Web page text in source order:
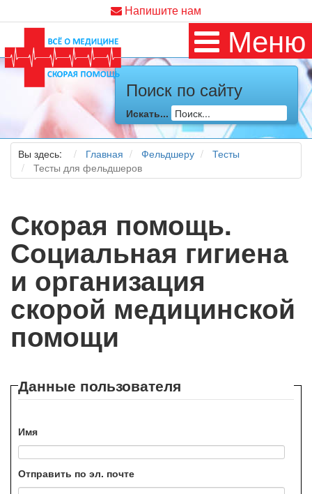
Напишите нам
Меню
Поиск по сайту
Искать...
Вы здесь: Главная Фельдшеру
Тесты
Тесты для фельдшеров
Скорая помощь.
Социальная гигиена
и организация
скорой медицинской
помощи
Данные пользователя
Имя
Отправить по эл. почте